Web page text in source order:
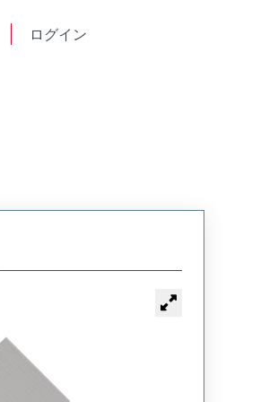
ログイン